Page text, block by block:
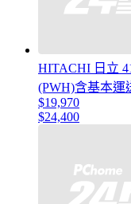
HITACHI 日立
(PWH)含基本運
$19,970
$24,400